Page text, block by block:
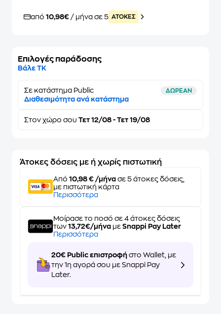
από 10,98€ / μήνα σε 5 ATOKEΣ
Επιλογές παράδοσης
Βάλε ΤΚ
Σε κατάστημα Public ΔΩΡΕΑΝ
Διαθεσιμότητα ανά κατάστημα
Στον χώρο σου Τετ 12/08 - Τετ 19/08
Άτοκες δόσεις με ή χωρίς πιστωτική
Από 10,98 € /μήνα σε 5 άτοκες δόσεις,
με πιστωτική κάρτα
Περισσότερα
Μοίρασε το ποσό σε 4 άτοκες δόσεις
των 13,72€/μήνα με Snappi Pay Later
Περισσότερα
20€ Public επιστροφή στο Wallet, με
την 1η αγορά σου με Snappi Pay
Later.